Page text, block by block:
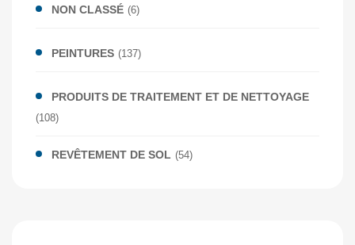
NON CLASSÉ (6)
PEINTURES (137)
PRODUITS DE TRAITEMENT ET DE NETTOYAGE
(108)
REVÊTEMENT DE SOL (54)